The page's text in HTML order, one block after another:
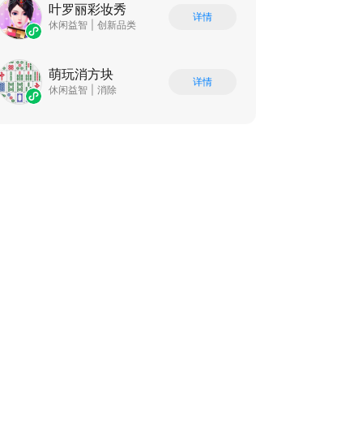
叶罗丽彩妆秀
休闲益智 创新品类
详情
萌玩消方块
休闲益智 消除
详情